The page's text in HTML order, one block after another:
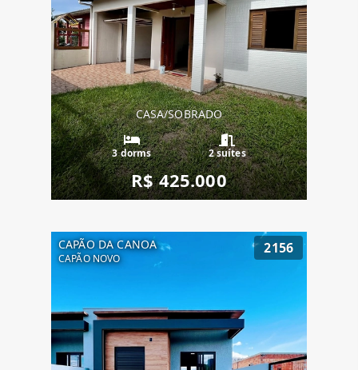
CASA/SOBRADO
3 dorms 2 suítes
R$ 425.000
CAPÃO DA CANOA
CAPÃO NOVO
2156